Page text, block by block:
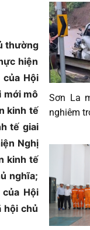
thường
hiện
Hội
mới mô
kinh tế
tế giai
Nghị
kinh tế
nghĩa;
Hội
hội chủ
Sơn La
nghiêm